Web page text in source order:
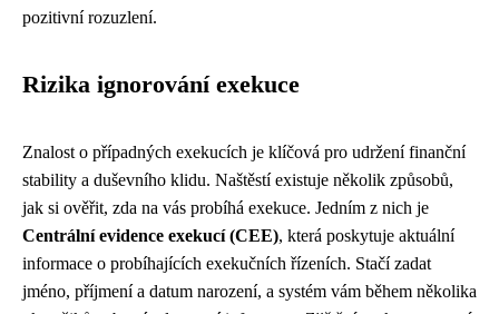
pozitivní rozuzlení.
Rizika ignorování exekuce
Znalost o případných exekucích je klíčová pro udržení finanční
stability a duševního klidu. Naštěstí existuje několik způsobů,
jak si ověřit, zda na vás probíhá exekuce. Jedním z nich je
Centrální evidence exekucí (CEE), která poskytuje aktuální
informace o probíhajících exekučních řízeních. Stačí zadat
jméno, příjmení a datum narození, a systém vám během několika